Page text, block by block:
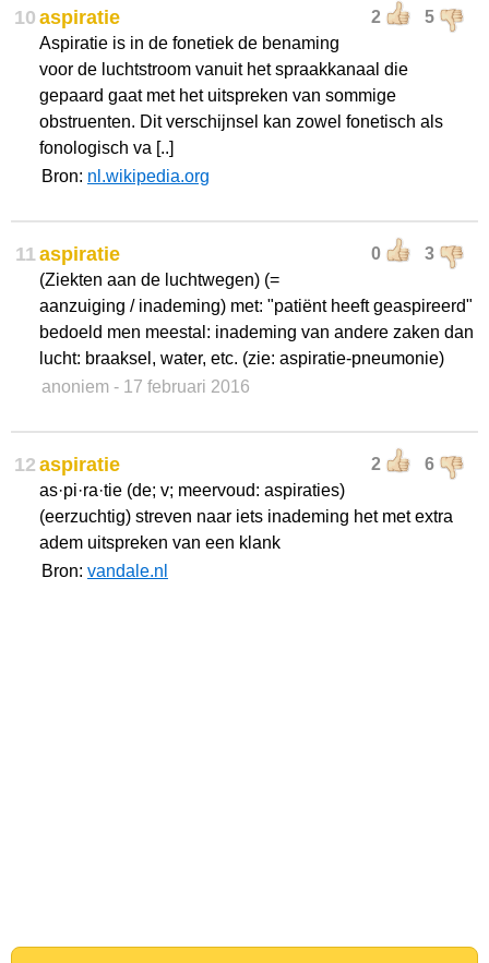
10 2 5
aspiratie
Aspiratie is in de fonetiek de benaming
voor de luchtstroom vanuit het spraakkanaal die
gepaard gaat met het uitspreken van sommige
obstruenten. Dit verschijnsel kan zowel fonetisch als
fonologisch va [..]
Bron: nl.wikipedia.org
11 0 3
aspiratie
(Ziekten aan de luchtwegen) (=
aanzuiging / inademing) met: "patiënt heeft geaspireerd"
bedoeld men meestal: inademing van andere zaken dan
lucht: braaksel, water, etc. (zie: aspiratie-pneumonie)
anoniem - 17 februari 2016
12 2 6
aspiratie
as·pi·ra·tie (de; v; meervoud: aspiraties)
(eerzuchtig) streven naar iets inademing het met extra
adem uitspreken van een klank
Bron: vandale.nl